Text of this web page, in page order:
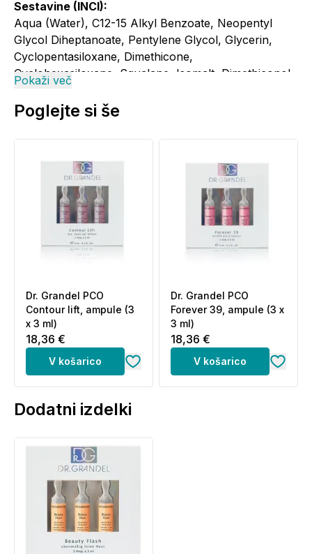
Sestavine (INCI):
Aqua (Water), C12-15 Alkyl Benzoate, Neopentyl
Glycol Diheptanoate, Pentylene Glycol, Glycerin,
Cyclopentasiloxane, Dimethicone,
Cyclohexasiloxane, Squalane, Isomalt, Dimethiconol,
Extract, Disodium EDTA, Acrylates/C10-30 Alkyl
Acrylate Crosspolymer, Xanthan Gum, Sodium
Hydroxide, Lecithin , Vitis Vinifera Fruit Cell Culture
(Fragrance), CI 19140 (Yellow 5), CI 42090 (Blue 1).
Pokaži več
Poglejte si še
Dr. Grandel PCO
Contour lift, ampule (3
x 3 ml)
18,36 €
V košarico
Dr. Grandel PCO
Forever 39, ampule (3 x
3 ml)
18,36 €
V košarico
Dodatni izdelki